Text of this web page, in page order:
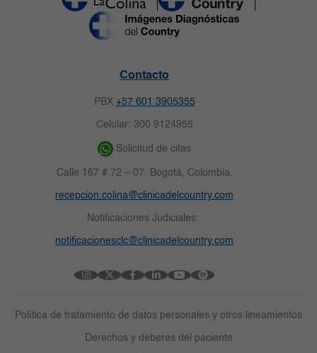
Contacto
PBX +57 601 3905355
Celular: 300 9124955
Solicitud de citas
Calle 167 # 72 – 07. Bogotá, Colombia.
recepcion.colina@clinicadelcountry.com
Notificaciones Judiciales:
notificacionesclc@clinicadelcountry.com
Política de tratamiento de datos personales y otros lineamientos
Derechos y deberes del paciente